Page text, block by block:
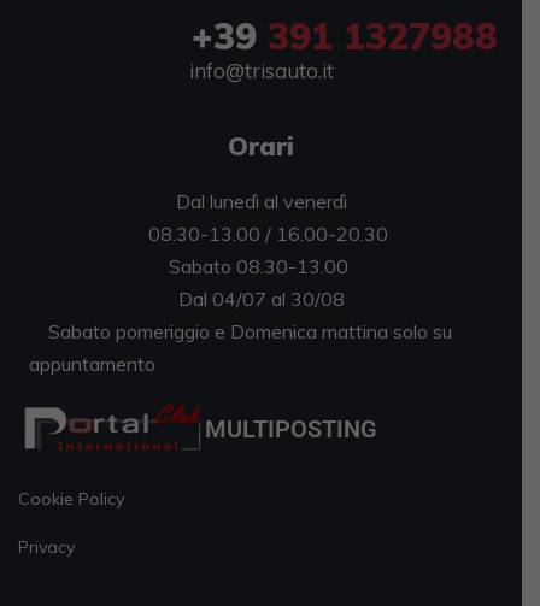
+39 391 1327988
info@trisauto.it
Orari
Dal lunedì al venerdì
08.30-13.00 / 16.00-20.30
Sabato 08.30-13.00
Dal 04/07 al 30/08
Sabato pomeriggio e Domenica mattina solo su
appuntamento
MULTIPOSTING
Cookie Policy
Privacy